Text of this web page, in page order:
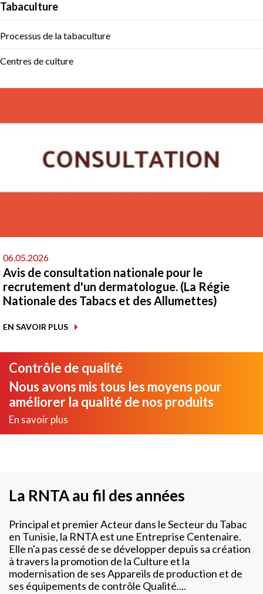
navigation
Tabaculture
Processus de la tabaculture
Centres de culture
06.05.2026
Avis de consultation nationale pour le
recrutement d'un dermatologue. (La Régie
Nationale des Tabacs et des Allumettes)
EN SAVOIR PLUS
Contrôle de qualité
Nous avons mis tous les moyens pour
améliorer la qualité de nos produits
En savoir plus
La RNTA au fil des années
Principal et premier Acteur dans le Secteur du Tabac
en Tunisie, la RNTA est une Entreprise Centenaire.
Elle n'a pas cessé de se développer depuis sa création
à travers la promotion de la Culture et la
modernisation de ses Appareils de production et de
ses équipements de contrôle Qualité....